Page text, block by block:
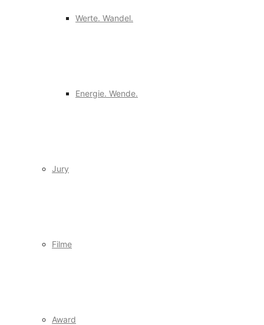
Werte. Wandel.
Energie. Wende.
Jury
Filme
Award